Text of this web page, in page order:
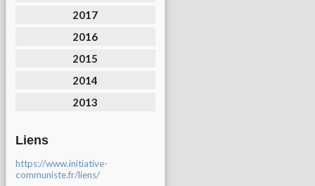
2017
2016
2015
2014
2013
Liens
https://www.initiative-
communiste.fr/liens/